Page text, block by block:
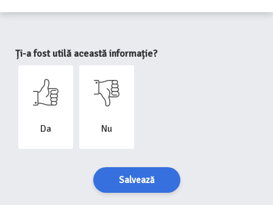
Ți-a fost utilă această informație?
Da Nu
Salvează